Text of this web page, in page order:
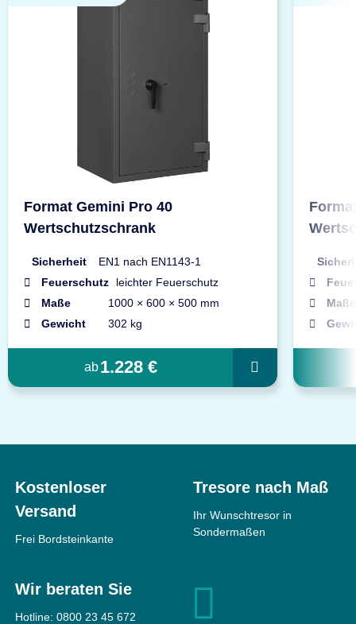
Format Gemini Pro 40
Wertschutzschrank
Sicherheit
EN1 nach EN1143-1
Feuerschutz
leichter Feuerschutz
Maße
1000 × 600 × 500 mm
Gewicht
302 kg
ab1.228 €
Maße
Kostenloser
Versand
Frei Bordsteinkante
Tresore nach Maß
Ihr Wunschtresor in
Sondermaßen
Wir beraten Sie
Hotline: 0800 23 45 672